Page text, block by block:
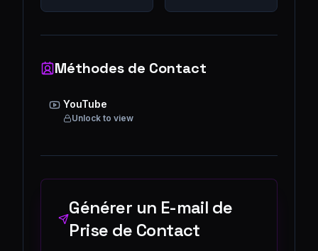
Méthodes de Contact
YouTube
Unlock to view
Générer un E-mail de
Prise de Contact